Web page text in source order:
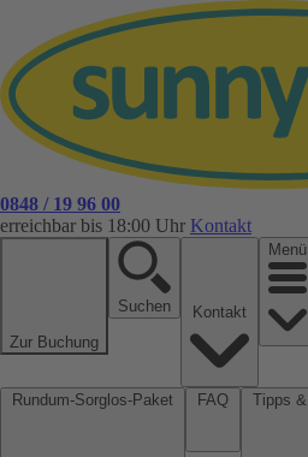
0848 / 19 96 00
erreichbar bis 18:00 Uhr Kontakt
Zur Buchung
Suchen
Menü